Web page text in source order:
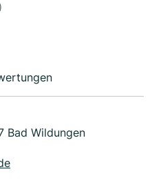
Bad Wildungen